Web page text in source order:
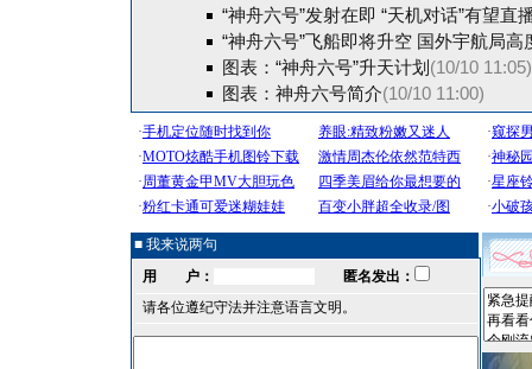
“神舟六号”发射在即 “天机对话”有望直
“神舟六号”飞船即将升空 国外宇航局高
图表：“神舟六号”升天计划 (10/10 11:05)
图表：神舟六号简介(10/10 11:00)
■ 我来说两句
用 户：
匿名发出：
请各位遵纪守法并注意语言文明。